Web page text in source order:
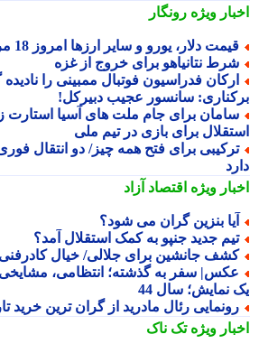
ویژهرونگار
دلار، یورو و سایر ارزها امروز 18 مردادماه 1405 + جدول
نتانیاهو برای خروج از غزه
فدراسیون فوتبال ممبینی را نادیده
سانسور عجیب دبیرکل!
برای جام ملت های آسیا استارت زد/
برای بازی در تیم ملی
برای فتح همه چیز/ دو انتقال فوری و
ویژهاقتصاد آزاد
بنزین گران می شود؟
جدید جنپو به کمک استقلال آمد؟
جانشین برای جلالی/ خیال کادرفنی
سفر به گذشته؛ انتظامی، مشایخی و
نمایش؛ سال 44
رئال مادرید از گران ترین خرید
ویژهتک ناک